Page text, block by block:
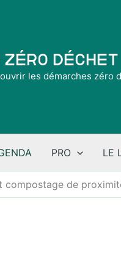
Zéro Déchet
les démarches zéro
PRO LE
compostage de